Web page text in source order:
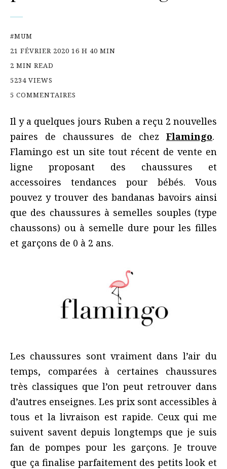
#MUM
21 FÉVRIER 2020 16 H 40 MIN
2 MIN READ
5234 VIEWS
5 COMMENTAIRES
Il y a quelques jours Ruben a reçu 2 nouvelles
paires de chaussures de chez Flamingo.
Flamingo est un site tout récent de vente en
ligne proposant des chaussures et
accessoires tendances pour bébés. Vous
pouvez y trouver des bandanas bavoirs ainsi
que des chaussures à semelles souples (type
chaussons) ou à semelle dure pour les filles
et garçons de 0 à 2 ans.
Les chaussures sont vraiment dans l’air du
temps, comparées à certaines chaussures
très classiques que l’on peut retrouver dans
d’autres enseignes. Les prix sont accessibles à
tous et la livraison est rapide. Ceux qui me
suivent savent depuis longtemps que je suis
fan de pompes pour les garçons. Je trouve
que ça finalise parfaitement des petits look et